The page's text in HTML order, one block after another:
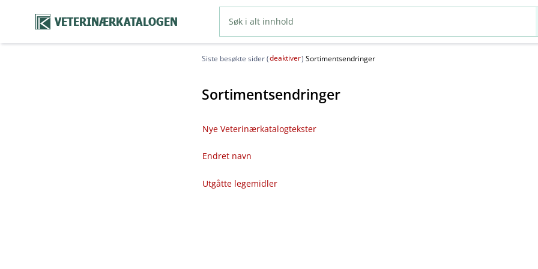
VETERINÆRKATALOGEN
Siste besøkte sider (deaktiver) Sortimentsendringer
Sortimentsendringer
Nye Veterinærkatalogtekster
Endret navn
Utgåtte legemidler